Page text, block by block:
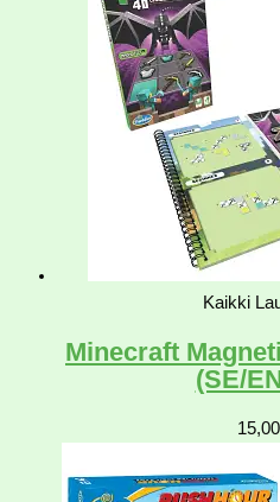
Kaikki
Minecraft
(SE/
15,00